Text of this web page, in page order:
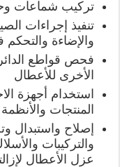
تركيب شماعات
تنفيذ إجراءات
والإضاءة
فحص قواطع
الأخرى للأعطال
استخدام أجهزة
المنتجات والأنظمة
إصلاح واستبدال
والتركيبات
عزل الأعطال